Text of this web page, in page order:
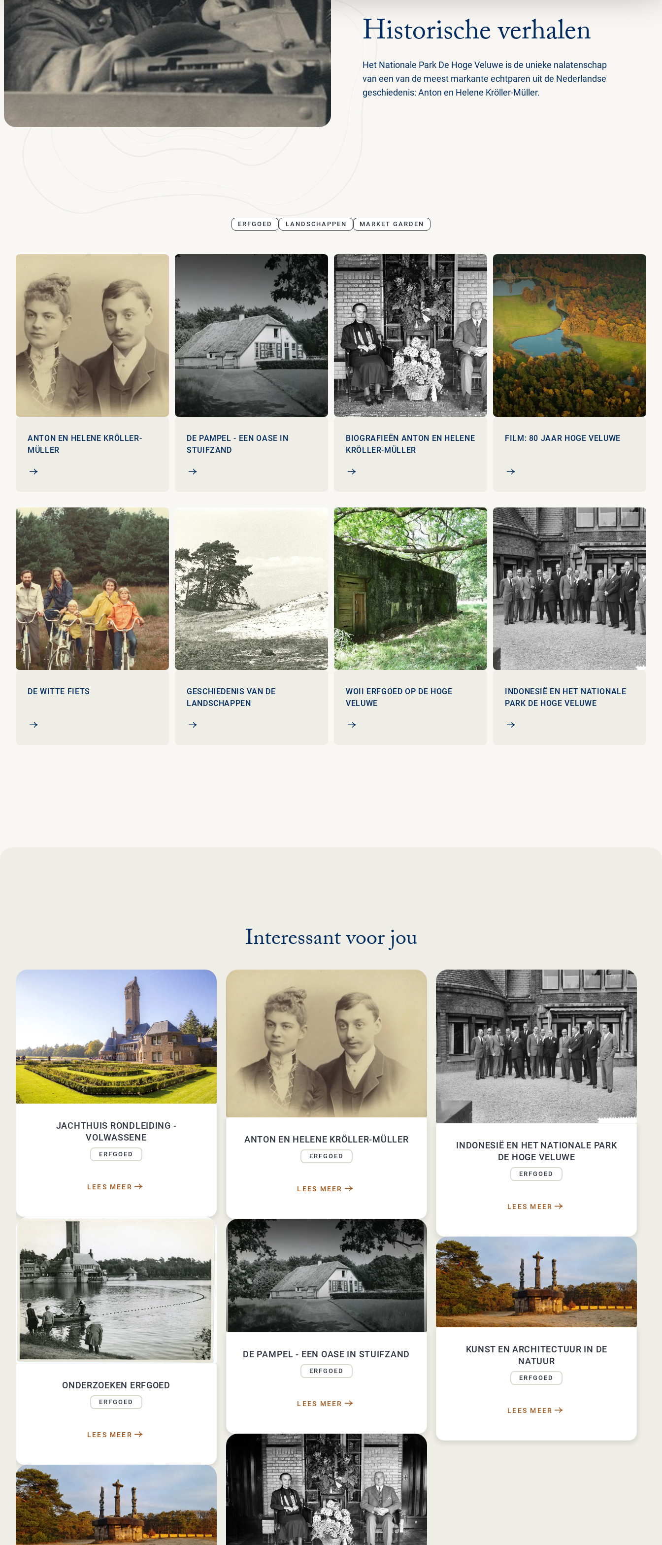
Historische verhalen
Het Nationale Park De Hoge Veluwe is de unieke nalatenschap
van een van de meest markante echtparen uit de Nederlandse
geschiedenis: Anton en Helene Kröller-Müller.
ERFGOED LANDSCHAPPEN MARKET GARDEN
ANTON EN HELENE KRÖLLER-
MÜLLER
Anton en Helene Kröller-Müller
DE PAMPEL - EEN OASE IN
STUIFZAND
De Pampel - een oase in stuifzand
BIOGRAFIEËN ANTON EN HELENE
KRÖLLER-MÜLLER
Biografieën Anton en Helene Kröller-Müller
FILM: 80 JAAR HOGE VELUWE
Film: 80 jaar Hoge Veluwe
DE WITTE FIETS
De Witte Fiets
GESCHIEDENIS VAN DE
LANDSCHAPPEN
Geschiedenis van de landschappen
WOII ERFGOED OP DE HOGE
VELUWE
WOII erfgoed op De Hoge Veluwe
INDONESIË EN HET NATIONALE
PARK DE HOGE VELUWE
Indonesië en Het Nationale Park De Hoge
Interessant voor jou
JACHTHUIS RONDLEIDING -
VOLWASSENE
ERFGOED
LEES MEER
ONDERZOEKEN ERFGOED
ERFGOED
LEES MEER
ANTON EN HELENE KRÖLLER-MÜLLER
ERFGOED
LEES MEER
DE PAMPEL - EEN OASE IN STUIFZAND
ERFGOED
LEES MEER
INDONESIË EN HET NATIONALE PARK
DE HOGE VELUWE
ERFGOED
LEES MEER
KUNST EN ARCHITECTUUR IN DE
NATUUR
ERFGOED
LEES MEER